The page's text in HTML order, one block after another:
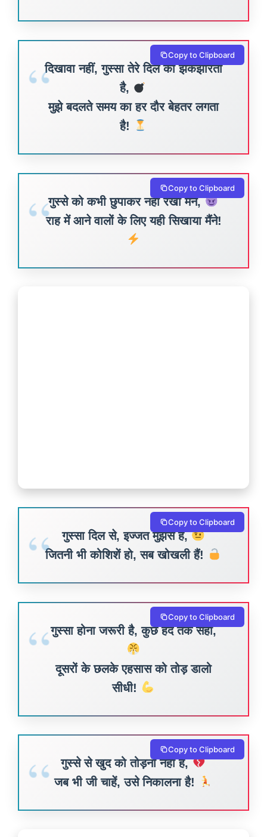
दिखावा नहीं, गुस्सा तेरे दिल को झकझोरता
है,
मुझे बदलते समय का हर दौर बेहतर लगता
है!
Copy to Clipboard
गुस्से को कभी छुपाकर नहीं रखा मैंने,
राह में आने वालों के लिए यही सिखाया मैंने!
Copy to Clipboard
गुस्सा दिल से, इज्जत मुझसे है,
जितनी भी कोशिशें हो, सब खोखली हैं!
Copy to Clipboard
गुस्सा होना जरूरी है, कुछ हद तक सही,
दूसरों के छलके एहसास को तोड़ डालो
सीधी!
Copy to Clipboard
गुस्से से खुद को तोड़ना नहीं है,
जब भी जी चाहें, उसे निकालना है!
Copy to Clipboard